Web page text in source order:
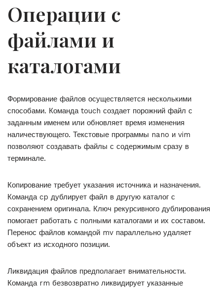
Операции с
файлами и
каталогами
Формирование файлов осуществляется несколькими
способами. Команда touch создает порожний файл с
заданным именем или обновляет время изменения
наличествующего. Текстовые программы nano и vim
позволяют создавать файлы с содержимым сразу в
терминале.
Копирование требует указания источника и назначения.
Команда cp дублирует файл в другую каталог с
сохранением оригинала. Ключ рекурсивного дублирования
помогает работать с полными каталогами и их составом.
Перенос файлов командой mv параллельно удаляет
объект из исходного позиции.
Ликвидация файлов предполагает внимательности.
Команда rm безвозвратно ликвидирует указанные